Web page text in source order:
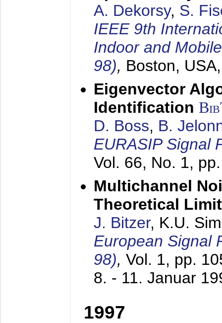
A. Dekorsy, S.
IEEE 9th
Indoor and
98), Boston,
Eigenvector
Identification
D. Boss, B.
EURASIP Signal
Vol. 66, No. 1,
Multichannel
Theoretical
J. Bitzer, K.U.
European Signal
98), Vol. 1, pp.
8. - 11. Januar
1997